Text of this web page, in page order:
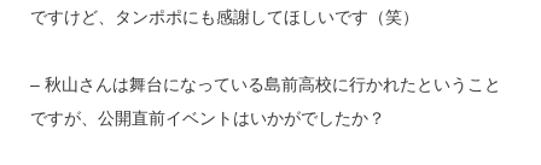
ですけど、タンポポにも感謝してほしいです（笑）
– 秋山さんは舞台になっている島前高校に行かれたということ
ですが、公開直前イベントはいかがでしたか？